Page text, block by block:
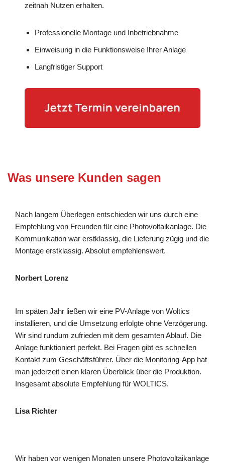
zeitnah Nutzen erhalten.
Professionelle Montage und Inbetriebnahme
Einweisung in die Funktionsweise Ihrer Anlage
Langfristiger Support
Was unsere Kunden sagen
Nach langem Überlegen entschieden wir uns durch eine
Empfehlung von Freunden für eine Photovoltaikanlage. Die
Kommunikation war erstklassig, die Lieferung zügig und die
Montage erstklassig. Absolut empfehlenswert.
Norbert Lorenz
Im späten Jahr ließen wir eine PV-Anlage von Woltics
installieren, und die Umsetzung erfolgte ohne Verzögerung.
Wir sind rundum zufrieden mit dem gesamten Ablauf. Die
Anlage funktioniert perfekt. Bei Fragen gibt es schnellen
Kontakt zum Geschäftsführer. Über die Monitoring-App hat
man jederzeit einen klaren Überblick über die Produktion.
Insgesamt absolute Empfehlung für WOLTICS.
Lisa Richter
Wir haben vor wenigen Monaten unsere Photovoltaikanlage